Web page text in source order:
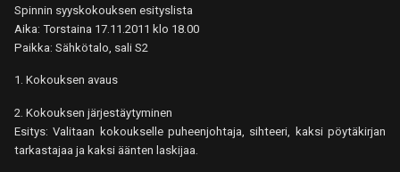
Spinnin syyskokouksen esityslista
Aika: Torstaina 17.11.2011 klo 18.00
Paikka: Sähkötalo, sali S2
1. Kokouksen avaus
2. Kokouksen järjestäytyminen
Esitys: Valitaan kokoukselle puheenjohtaja, sihteeri, kaksi pöytäkirjan
tarkastajaa ja kaksi äänten laskijaa.